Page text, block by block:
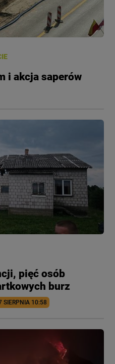
i akcja saperów
pięć osób
burz
SIERPNIA 10:58